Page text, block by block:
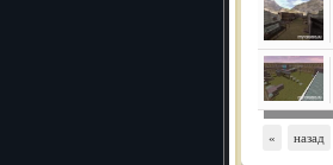
« назад